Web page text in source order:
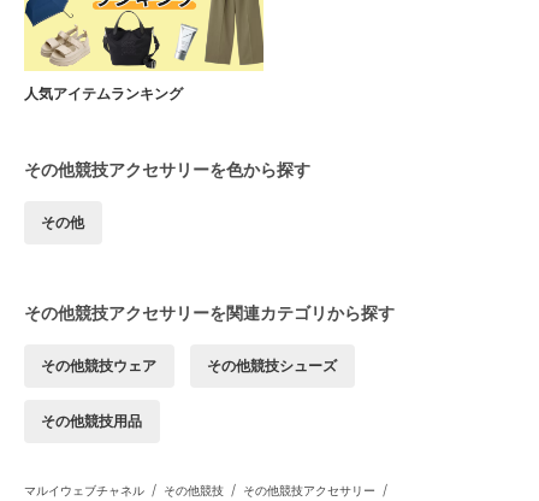
人気アイテムランキング
その他競技アクセサリーを色から探す
その他
その他競技アクセサリーを関連カテゴリから探す
その他競技ウェア その他競技シューズ
その他競技用品
マルイウェブチャネル / その他競技 / その他競技アクセサリー /